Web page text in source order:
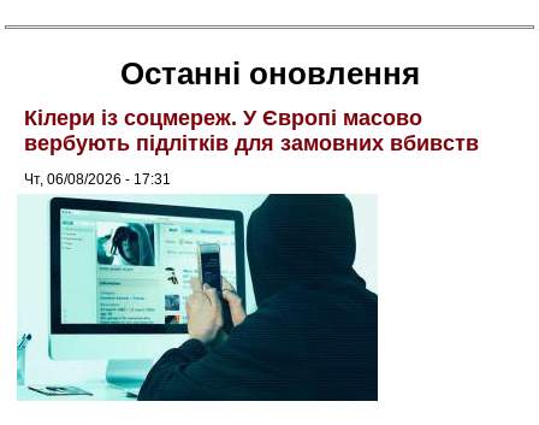
Останні оновлення
Кілери із соцмереж. У Європі масово
вербують підлітків для замовних вбивств
Чт, 06/08/2026 - 17:31